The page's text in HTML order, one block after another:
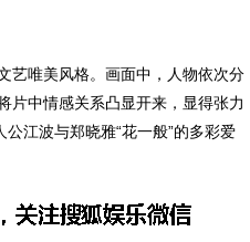
唯美风格。画面中，人物依次分
片中情感关系凸显开来，显得张力
江波与郑晓雅“花一般”的多彩爱